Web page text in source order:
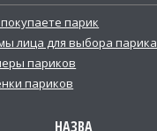
покупаете парик
лица для выбора парика
париков
париков